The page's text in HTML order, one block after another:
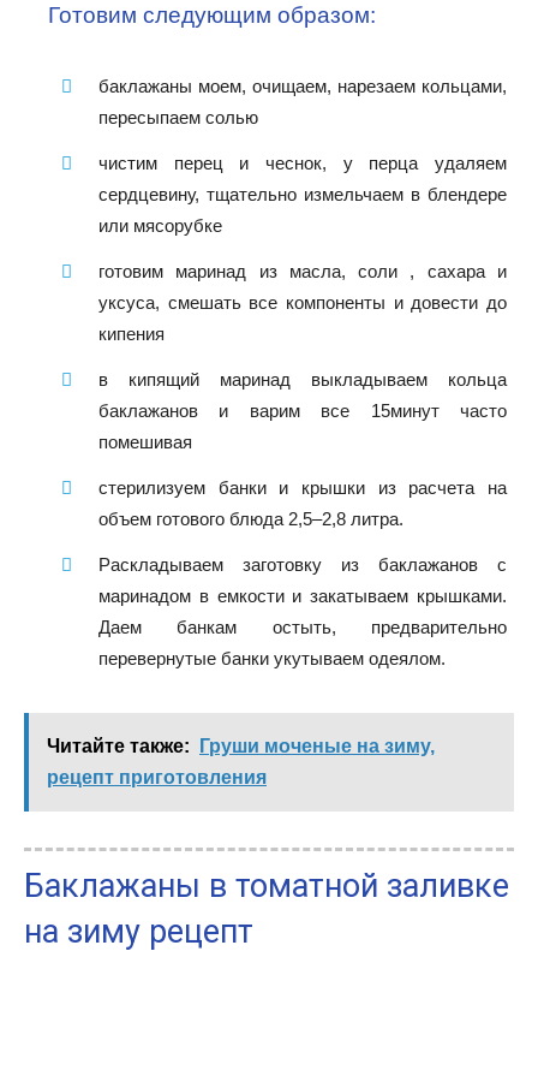
Готовим следующим образом:
баклажаны моем, очищаем, нарезаем кольцами,
пересыпаем солью
чистим перец и чеснок, у перца удаляем
сердцевину, тщательно измельчаем в блендере
или мясорубке
готовим маринад из масла, соли , сахара и
уксуса, смешать все компоненты и довести до
кипения
в кипящий маринад выкладываем кольца
баклажанов и варим все 15минут часто
помешивая
стерилизуем банки и крышки из расчета на
объем готового блюда 2,5–2,8 литра.
Раскладываем заготовку из баклажанов с
маринадом в емкости и закатываем крышками.
Даем банкам остыть, предварительно
перевернутые банки укутываем одеялом.
Читайте также:
Груши моченые на зиму,
рецепт приготовления
Баклажаны в томатной заливке
на зиму рецепт